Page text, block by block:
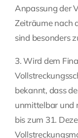
Anpassung der
Zeiträume nach
sind besonders
3. Wird dem
bekannt, dass
unmittelbar und
bis zum 31.